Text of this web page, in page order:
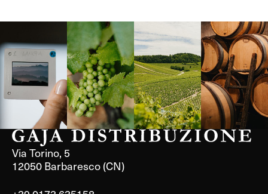
Langa, 1977 Borgogna,
Francia
Borgogna,
Francia
Instagram
Via Torino, 5
12050 Barbaresco (CN)